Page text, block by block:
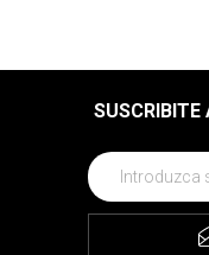
SUSCRIBITE